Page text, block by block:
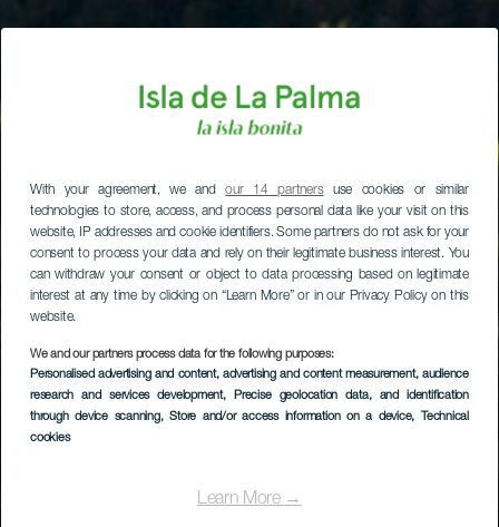
With your agreement, we andour 14 partnersuse cookies or similar
technologies to store, access, and process personal data like your visit on this
website, IP addresses and cookie identifiers. Some partners do not ask for your
consent to process your data and rely on their legitimate business interest. You
can withdraw your consent or object to data processing based on legitimate
interest at any time by clicking on “Learn More” or in our Privacy Policy on this
website.
We and our partners process data for the following purposes:
Personalised advertising and content, advertising and content measurement, audience
research and services development, Precise geolocation data, and identification
through device scanning, Store and/or access information on a device, Technical
cookies
Learn More →